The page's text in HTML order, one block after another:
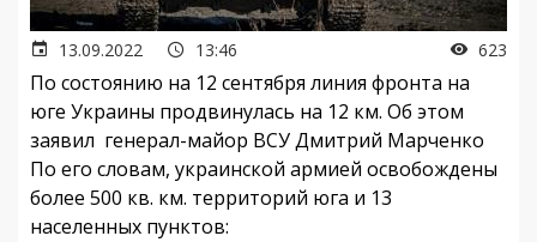
13.09.2022 13:46 623
По состоянию на 12 сентября линия фронта на
юге Украины продвинулась на 12 км. Об этом
заявил генерал-майор ВСУ Дмитрий Марченко
По его словам, украинской армией освобождены
более 500 кв. км. территорий юга и 13
населенных пунктов: